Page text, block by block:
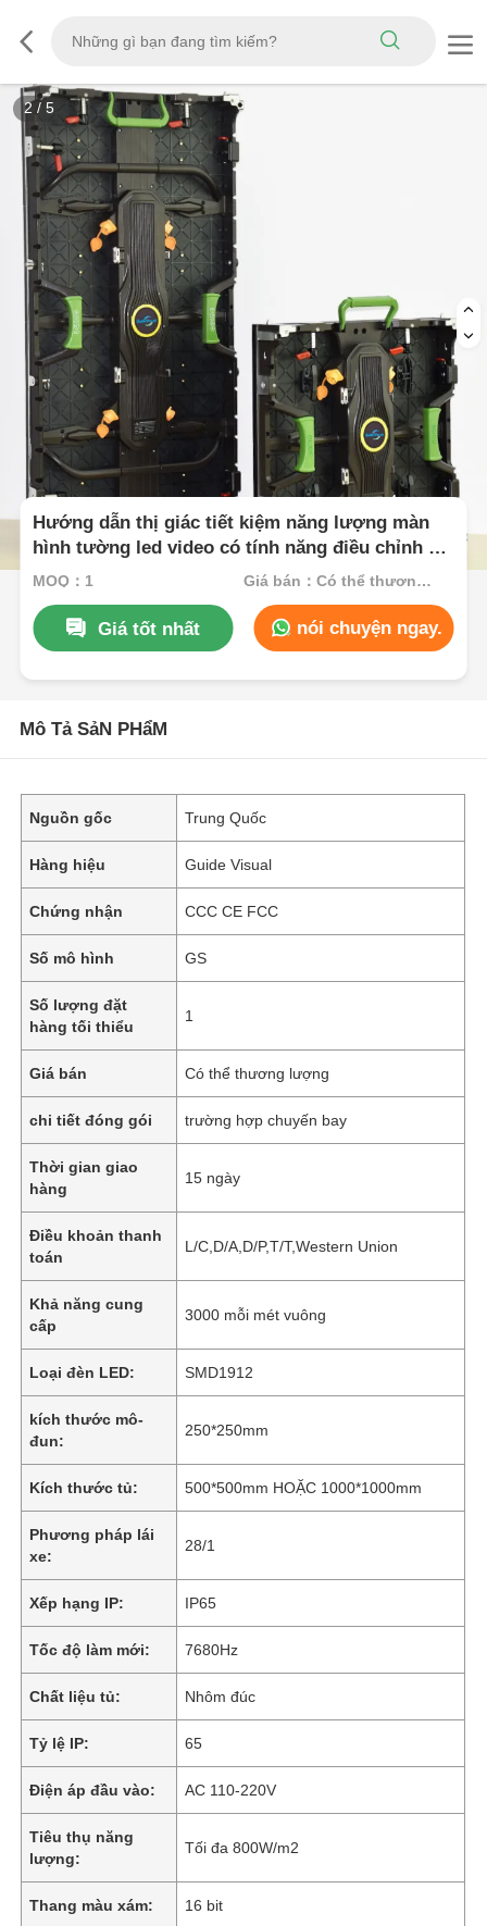
3 / 5
Hướng dẫn thị giác tiết kiệm năng lượng màn
hình tường led video có tính năng điều chỉnh độ
sáng thông minh và tiêu thụ
MOQ：1 Giá bán：Có thể thương lượng
Giá tốt nhất nói chuyện ngay.
Mô Tả SảN PHẩM
Nguồn gốc Trung Quốc
Hàng hiệu Guide Visual
Chứng nhận CCC CE FCC
Số mô hình GS
Số lượng đặt
hàng tối thiểu
1
Giá bán Có thể thương lượng
chi tiết đóng gói trường hợp chuyến bay
Thời gian giao
hàng
15 ngày
Điều khoản thanh
toán
L/C,D/A,D/P,T/T,Western Union
Khả năng cung
cấp
3000 mỗi mét vuông
Loại đèn LED: SMD1912
kích thước mô-
đun:
250*250mm
Kích thước tủ: 500*500mm HOẶC 1000*1000mm
Phương pháp lái
xe:
28/1
Xếp hạng IP: IP65
Tốc độ làm mới: 7680Hz
Chất liệu tủ: Nhôm đúc
Tỷ lệ IP: 65
Điện áp đầu vào: AC 110-220V
Tiêu thụ năng
lượng:
Tối đa 800W/m2
Thang màu xám: 16 bit